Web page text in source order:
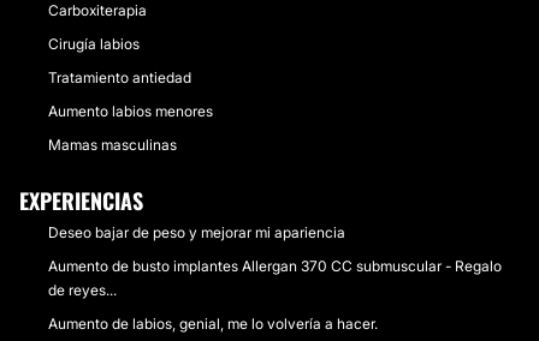
Carboxiterapia
Cirugía labios
Tratamiento antiedad
Aumento labios menores
Mamas masculinas
EXPERIENCIAS
Deseo bajar de peso y mejorar mi apariencia
Aumento de busto implantes Allergan 370 CC submuscular - Regalo
de reyes...
Aumento de labios, genial, me lo volvería a hacer.